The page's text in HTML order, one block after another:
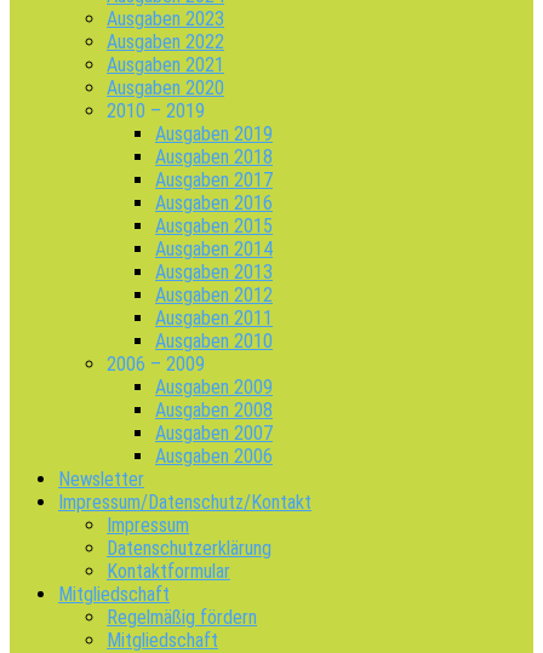
Ausgaben 2023
Ausgaben 2022
Ausgaben 2021
Ausgaben 2020
2010 – 2019
Ausgaben 2019
Ausgaben 2018
Ausgaben 2017
Ausgaben 2016
Ausgaben 2015
Ausgaben 2014
Ausgaben 2013
Ausgaben 2012
Ausgaben 2011
Ausgaben 2010
2006 – 2009
Ausgaben 2009
Ausgaben 2008
Ausgaben 2007
Ausgaben 2006
Newsletter
Impressum/Datenschutz/Kontakt
Impressum
Datenschutzerklärung
Kontaktformular
Mitgliedschaft
Regelmäßig fördern
Mitgliedschaft